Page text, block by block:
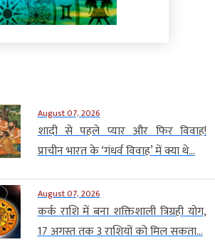
August 07, 2026
शादी से पहले प्यार और फिर विवाह!
प्राचीन भारत के ‘गंधर्व विवाह’ में क्या थे...
August 07, 2026
कर्क राशि में बना शक्तिशाली त्रिग्रही योग,
17 अगस्त तक 3 राशियों को मिल सकता...